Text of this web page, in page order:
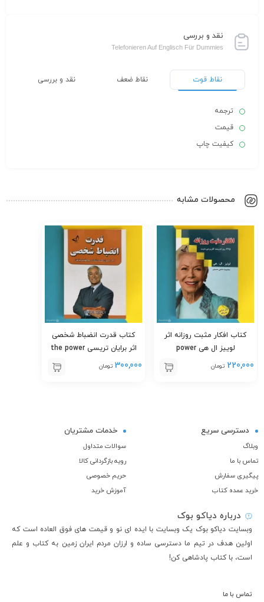
نقد و بررسی
Telefonieren Auf Englisch Für Dummies
نقاط قوت نقاط ضعف نقد و بررسی
ترجمه
قیمت
کیفیت چاپ
محصولات مشابه
کتاب افکار مثبت روزانه اثر
لوییز ال هی power
220,000 تومان
کتاب قدرت انضباط شخصی
اثر برایان تریسی the power
of self-discipline300,000 تومان
دسترسی سریع
وبلاگ
تماس با ما
پیگیری سفارش
خرید عمده کتاب
خدمات مشتریان
سوالات متداول
رویه بازگردانی کالا
حریم خصوصی
آموزش خرید
درباره دیاکو بوک
وبسایت دیاکو بوک یک وبسایت با ایده ای نو و قیمت های فوق العاده است که
اولین هدف در تیم ما دسترسی ساده و ارزان مردم ایران زمین به کتاب و علم
است، با کتاب پادشاهی کن!
تماس با ما